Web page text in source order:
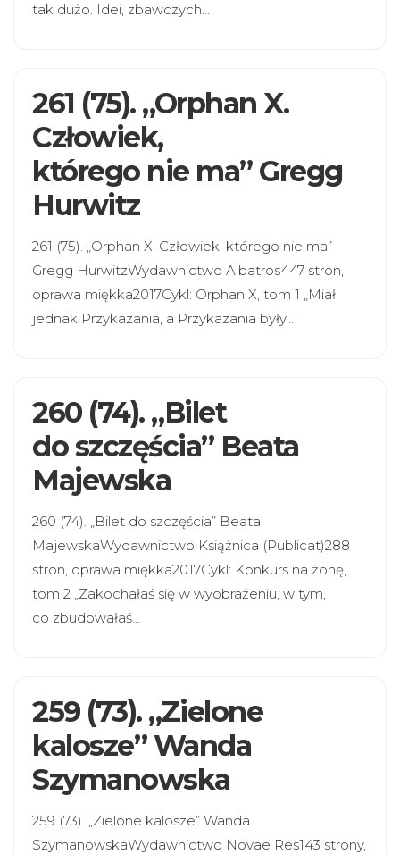
tak dużo. Idei, zbawczych…
261 (75). „Orphan X.
Człowiek,
którego nie ma” Gregg
Hurwitz
261 (75). „Orphan X. Człowiek, którego nie ma”
Gregg HurwitzWydawnictwo Albatros447 stron,
oprawa miękka2017Cykl: Orphan X, tom 1 „Miał
jednak Przykazania, a Przykazania były…
260 (74). „Bilet
do szczęścia” Beata
Majewska
260 (74). „Bilet do szczęścia” Beata
MajewskaWydawnictwo Książnica (Publicat)288
stron, oprawa miękka2017Cykl: Konkurs na żonę,
tom 2 „Zakochałaś się w wyobrażeniu, w tym,
co zbudowałaś…
259 (73). „Zielone
kalosze” Wanda
Szymanowska
259 (73). „Zielone kalosze” Wanda
SzymanowskaWydawnictwo Novae Res143 strony,